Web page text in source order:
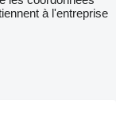
à l'entreprise